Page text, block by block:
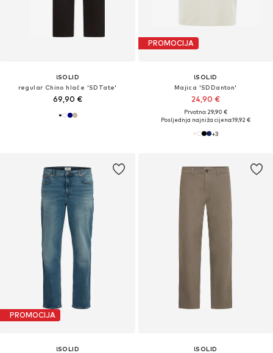
!SOLID
regular Chino hlače 'SDTate'
69,90 €
PROMOCIJA
!SOLID
Majica 'SDDanton'
24,90 €
Prvotno: 29,90 €
Posljednja najniža cijena:19,92 €
+3
PROMOCIJA
!SOLID
!SOLID